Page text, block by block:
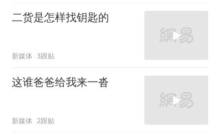
二货是怎样找钥匙的
新媒体 3跟贴
这谁爸爸给我来一沓
新媒体 2跟贴